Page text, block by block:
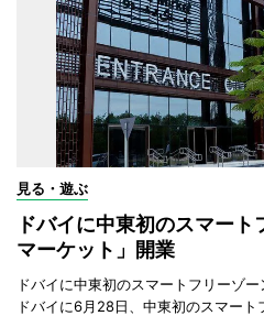
見る・遊ぶ
ドバイに中東初のスマー
マーケット」開業
ドバイに中東初のスマートフリーゾ
ドバイに6月28日、中東初のスマー